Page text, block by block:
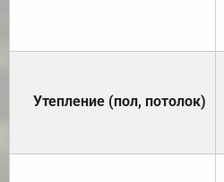
Утепление (пол, потолок)